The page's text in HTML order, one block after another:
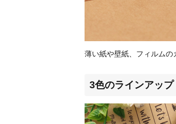
薄い紙や壁紙、フィルムの
3色のラインアップ